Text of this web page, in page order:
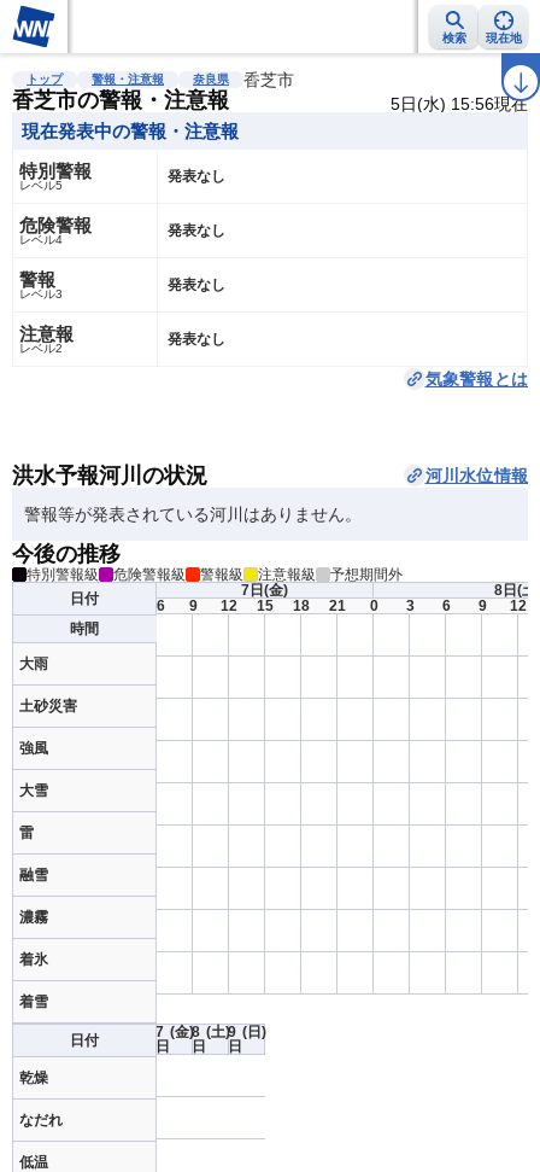
検索 現在地
雨雲レーダー 台風情報 地震情報 ラ
トップ 警報・注意報 奈良県 香芝市
香芝市の警報・注意報 5日(水) 15:56現在
現在発表中の警報・注意報
特別警報
レベル5 発表なし
危険警報
レベル4 発表なし
警報
レベル3 発表なし
注意報
レベル2 発表なし
気象警報とは
洪水予報河川の状況
河川水位情報
警報等が発表されている河川はありません。
今後の推移
特別警報級 危険警報級 警報級 注意報級
予想期間外
日付
時間
大雨
土砂災害
強風
大雪
雷
融雪
濃霧
着氷
着雪
7日 (金)
6
9 12 15 18 21
8日 (土)
0
3 6 9 12
日付
乾燥
なだれ
低温
7
日
(金)8
日
(土)9
日
(日)